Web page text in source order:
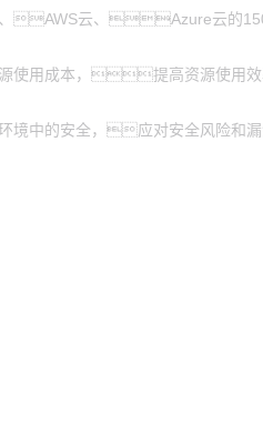
、AWS云、Azure云的
源使用成本，提高资源使
环境中的安全，应对安全风险